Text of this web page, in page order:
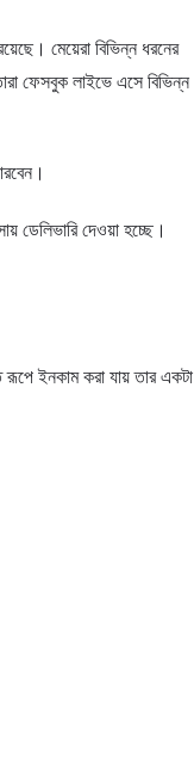
মেয়েরা বিভিন্ন ধরনের
ফেসবুক লাইভে এসে বিভিন্ন
ডেলিভারি দেওয়া হচ্ছে।
ইনকাম করা যায় তার একটা